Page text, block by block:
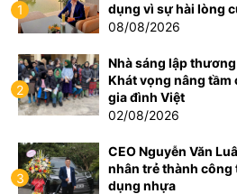
1
dụng vì sự hài lòng
08/08/2026
2
Nhà sáng lập
Khát vọng nâng
gia đình Việt
02/08/2026
3
CEO Nguyễn Văn
nhân trẻ thành
dụng nhựa